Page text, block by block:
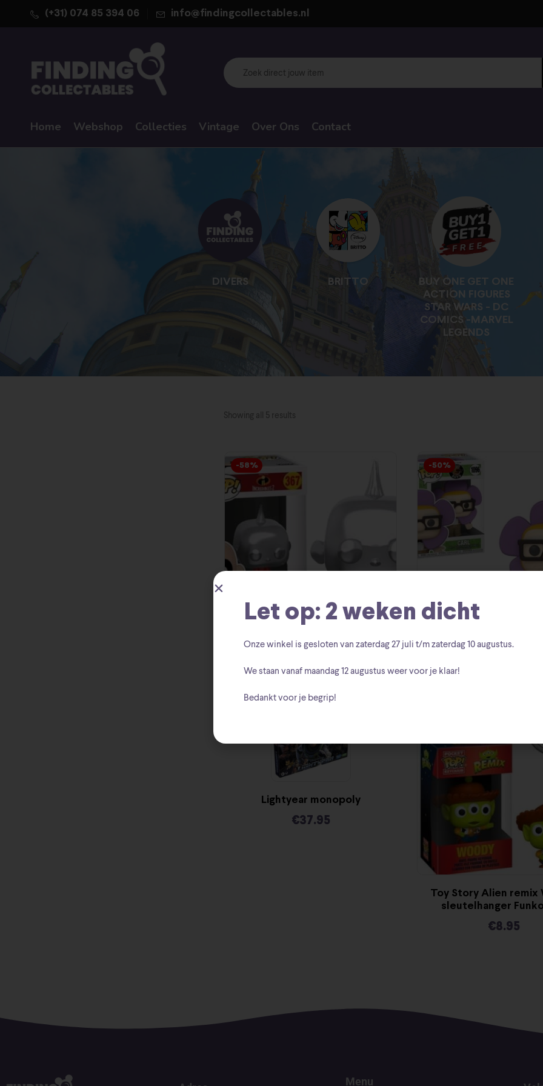
(+31) 074 85 394 06 info@findingcollectables.nl
Home Webshop Collecties Vintage Over Ons Contact
DIVERS BRITTO
BUY ONE GET ONE
ACTION FIGURES
STAR WARS - DC
COMICS -MARVEL
LEGENDS
Showing all 5 results
-58%
Incredibles 2 JackJack Funko Pop
-50%
Disney Pixar UP – Dug
Lightyear monopoly
€37.95
Toy Story Alien remix
sleutelhanger
€8.95
Menu
Let op: 2 weken dicht
Onze winkel is gesloten van zaterdag27 juli t/m zaterdag 10 augustus.
We staan vanaf maandag 12 augustus weer voor je klaar!
Bedankt voor je begrip!